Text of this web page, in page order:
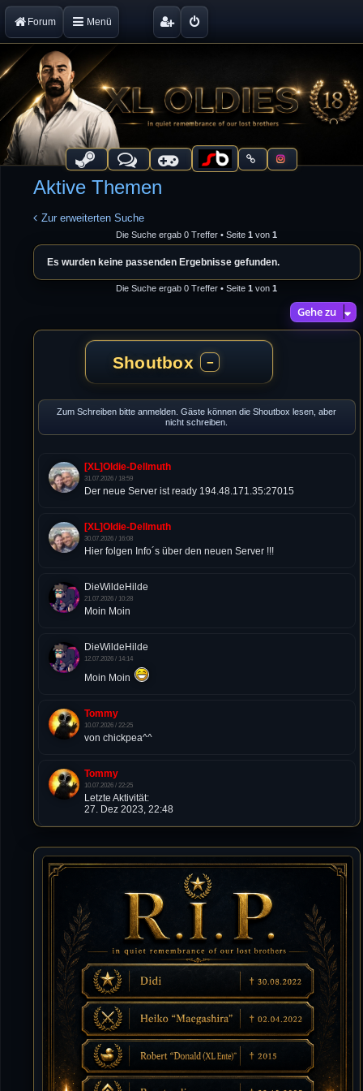
Forum Menü
Aktive Themen
Zur erweiterten Suche
Die Suche ergab 0 Treffer • Seite1 von1
Es wurden keine passenden Ergebnisse gefunden.
Die Suche ergab 0 Treffer • Seite1 von1
Gehe zu
Shoutbox −
Zum Schreiben bitte anmelden. Gäste können die Shoutbox lesen, aber
nicht schreiben.
[XL]Oldie-Dellmuth
31.07.2026 / 18:59
Der neue Server ist ready 194.48.171.35:27015
[XL]Oldie-Dellmuth
30.07.2026 / 16:08
Hier folgen Info´s über den neuen Server !!!
DieWildeHilde
21.07.2026 / 10:28
Moin Moin
DieWildeHilde
12.07.2026 / 14:14
Moin Moin
Tommy
10.07.2026 / 22:25
von chickpea^^
Tommy
10.07.2026 / 22:25
Letzte Aktivität:
27. Dez 2023, 22:48
DieWildeHilde
10.07.2026 / 12:48
Happy Birthday Chickpea
DieWildeHilde
10.07.2026 / 10:08
Hallo meine Lieben!
Isimiyaki
10.07.2026 / 00:34
Alles gute chickpea
Mojochilla
02.07.2026 / 15:53
Was geht aaaaaaaaaaaab